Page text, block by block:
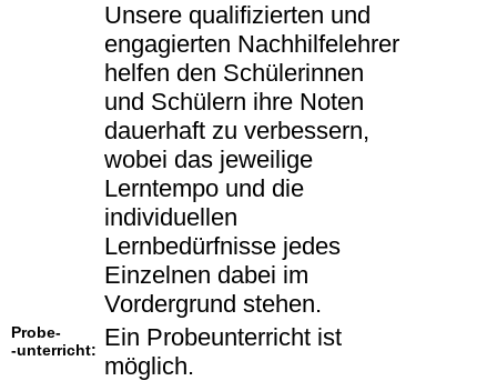
Unsere qualifizierten und
engagierten Nachhilfelehrer
helfen den Schülerinnen
und Schülern ihre Noten
dauerhaft zu verbessern,
wobei das jeweilige
Lerntempo und die
individuellen
Lernbedürfnisse jedes
Einzelnen dabei im
Vordergrund stehen.
Probe-
-unterricht: Ein Probeunterricht ist
möglich.